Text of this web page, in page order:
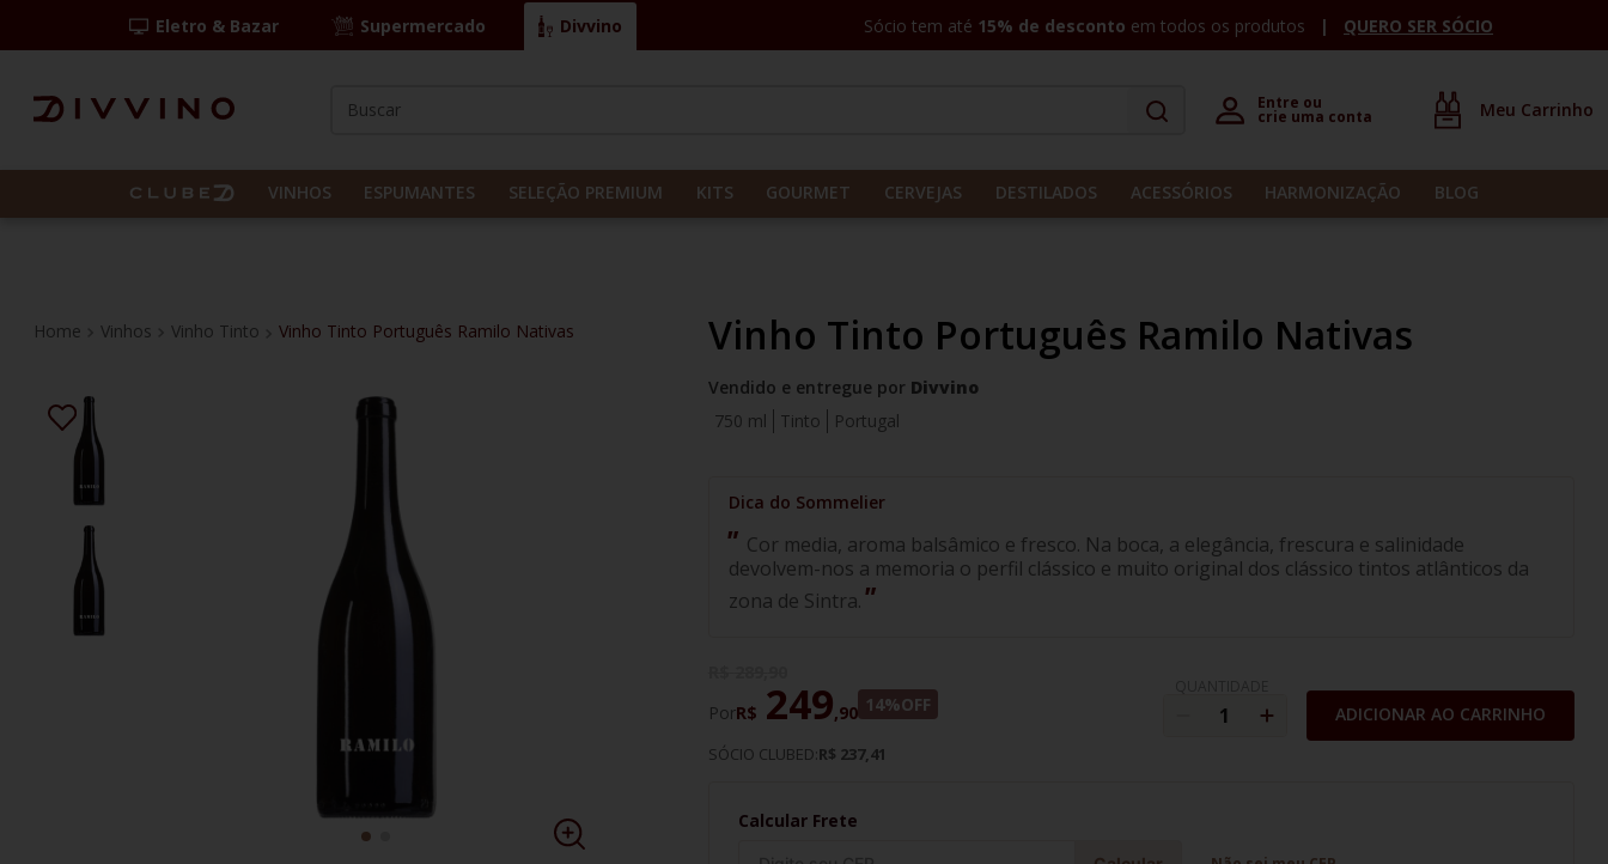
Eletro & Bazar Supermercado Divvino Sócio tem até 15% de desconto em todos os produtos QUERO SER SÓCIO
º las camelias
6º pinot noir
cordero
italiano
Entre ou
crie uma conta
VINHOS ESPUMANTES SELEÇÃO PREMIUM KITS GOURMET CERVEJAS DESTILADOS ACESSÓRIOS HARMONIZAÇÃO BLOG
Vinhos Vinho Tinto Vinho Tinto Português Ramilo Nativas Vinho Tinto Português Ramilo Nativas
Vendido e entregue por Divvino
Tinto
Portugal
750 ml
Cor media, aroma balsâmico e fresco. Na boca, a elegância, frescura e salinidade
devolvem-nos a memoria o perfil clássico e muito original dos clássico tintos atlânticos da
zona de Sintra.
PorR$ 249,90 14%OFF
SÓCIO CLUBED:R$ 237,41
ADICIONAR AO CARRINHO
Calcular Frete